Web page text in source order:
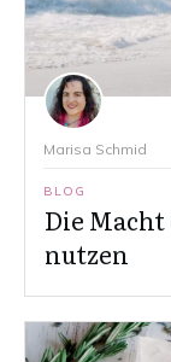
Marisa Schmid
BLOG
Die
nutzen